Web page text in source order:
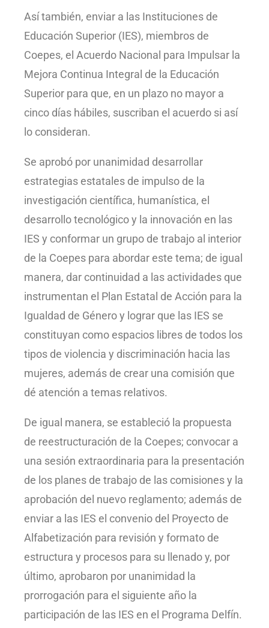
Así también, enviar a las Instituciones de
Educación Superior (IES), miembros de
Coepes, el Acuerdo Nacional para Impulsar la
Mejora Continua Integral de la Educación
Superior para que, en un plazo no mayor a
cinco días hábiles, suscriban el acuerdo si así
lo consideran.
Se aprobó por unanimidad desarrollar
estrategias estatales de impulso de la
investigación científica, humanística, el
desarrollo tecnológico y la innovación en las
IES y conformar un grupo de trabajo al interior
de la Coepes para abordar este tema; de igual
manera, dar continuidad a las actividades que
instrumentan el Plan Estatal de Acción para la
Igualdad de Género y lograr que las IES se
constituyan como espacios libres de todos los
tipos de violencia y discriminación hacia las
mujeres, además de crear una comisión que
dé atención a temas relativos.
De igual manera, se estableció la propuesta
de reestructuración de la Coepes; convocar a
una sesión extraordinaria para la presentación
de los planes de trabajo de las comisiones y la
aprobación del nuevo reglamento; además de
enviar a las IES el convenio del Proyecto de
Alfabetización para revisión y formato de
estructura y procesos para su llenado y, por
último, aprobaron por unanimidad la
prorrogación para el siguiente año la
participación de las IES en el Programa Delfín.